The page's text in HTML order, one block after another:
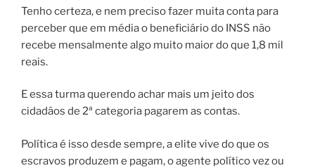
Tenho certeza, e nem preciso fazer muita conta para
perceber que em média o beneficiário do INSS não
recebe mensalmente algo muito maior do que 1,8 mil
reais.
E essa turma querendo achar mais um jeito dos
cidadãos de 2ª categoria pagarem as contas.
Política é isso desde sempre, a elite vive do que os
escravos produzem e pagam, o agente político vez ou